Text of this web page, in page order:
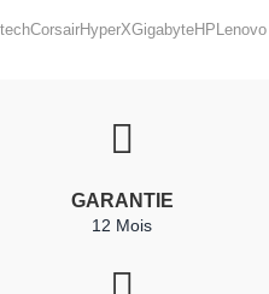
CorsairHyperXGigabyteHP Lenovo
GARANTIE
12 Mois